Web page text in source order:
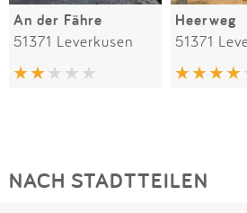
An der Fähre
51371 Leverkusen
Heerweg
51371
NACH STADTTEILEN